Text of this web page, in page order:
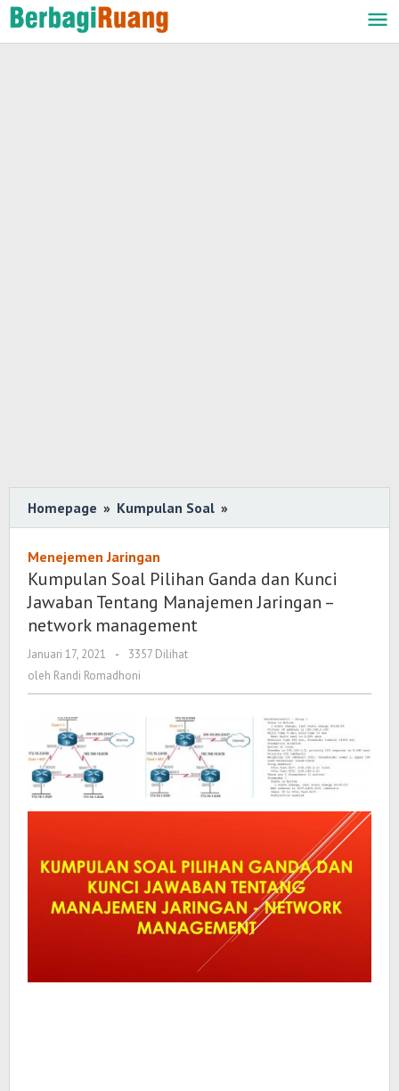
Lewati
ke
Homepage » Kumpulan Soal »
Soal
Ganda
Jaringan
network
management
Menejemen Jaringan
Kumpulan Soal Pilihan Ganda dan Kunci
Jawaban Tentang Manajemen Jaringan –
network management
Januari 17, 2021
oleh
Randi
-
3357 Dilihat
oleh Randi Romadhoni